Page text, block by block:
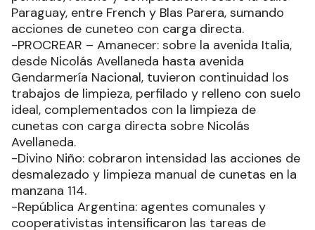
Paraguay, entre French y Blas Parera, sumando
acciones de cuneteo con carga directa.
-PROCREAR – Amanecer: sobre la avenida Italia,
desde Nicolás Avellaneda hasta avenida
Gendarmería Nacional, tuvieron continuidad los
trabajos de limpieza, perfilado y relleno con suelo
ideal, complementados con la limpieza de
cunetas con carga directa sobre Nicolás
Avellaneda.
-Divino Niño: cobraron intensidad las acciones de
desmalezado y limpieza manual de cunetas en la
manzana 114.
-República Argentina: agentes comunales y
cooperativistas intensificaron las tareas de